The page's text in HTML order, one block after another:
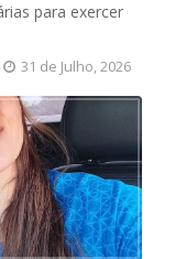
para exercer
31 de Julho, 2026